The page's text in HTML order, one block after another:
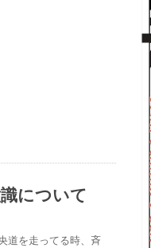
について
道を走ってる時、斉